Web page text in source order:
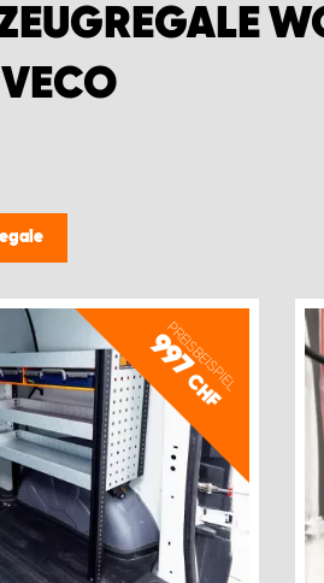
PREISBEISPIEL
997
CHF